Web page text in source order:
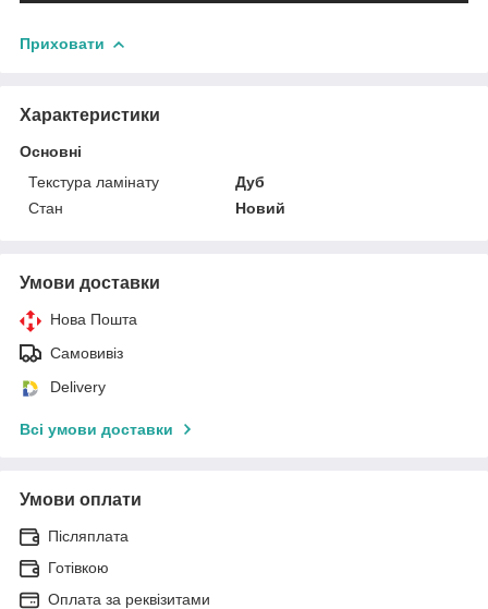
Приховати
Характеристики
Основні
Текстура ламінату
Дуб
Стан
Новий
Умови доставки
Нова Пошта
Самовивіз
Delivery
Всі умови доставки
Умови оплати
Післяплата
Готівкою
Оплата за реквізитами